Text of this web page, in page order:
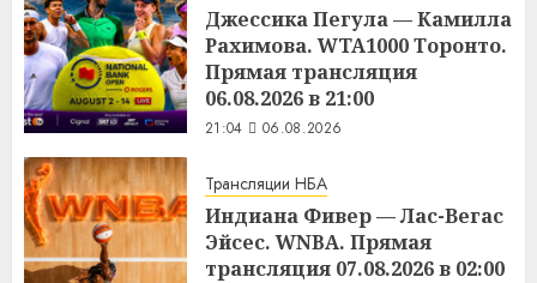
Джессика Пегула — Камилла
Рахимова. WTA1000 Торонто.
Прямая трансляция
06.08.2026 в 21:00
21:04 06.08.2026
Трансляции НБА
Индиана Фивер — Лас-Вегас
Эйсес. WNBA. Прямая
трансляция 07.08.2026 в 02:00